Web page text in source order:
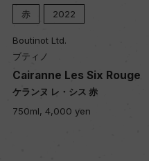
赤 2022
Boutinot Ltd.
ブティノ
Cairanne Les Six Rouge
ケランヌ レ・シス 赤
750ml, 4,000 yen